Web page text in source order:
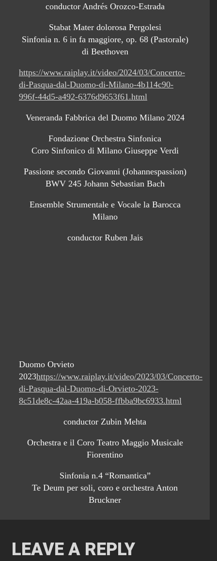
conductor Andrés Orozco-Estrada
Stabat Mater dolorosa Pergolesi
Sinfonia n. 6 in fa maggiore, op. 68 (Pastorale)
di Beethoven
https://www.raiplay.it/video/2024/03/Concerto-
di-Pasqua-dal-Duomo-di-Milano-4b114c90-
996f-44d5-a492-6376d9653f61.html
Veneranda Fabbrica del Duomo Milano 2024
Fondazione Orchestra Sinfonica
Coro Sinfonico di Milano Giuseppe Verdi
Passione secondo Giovanni (Johannespassion)
BWV 245 Johann Sebastian Bach
Ensemble Strumentale e Vocale la Barocca
Milano
conductor Ruben Jais
Duomo Orvieto
2023https://www.raiplay.it/video/2023/03/Concerto-
di-Pasqua-dal-Duomo-di-Orvieto-2023-
8c51de8c-42aa-419a-b058-ffbba9bc6933.html
conductor Zubin Mehta
Orchestra e il Coro Teatro Maggio Musicale
Fiorentino
Sinfonia n.4 “Romantica”
Te Deum per soli, coro e orchestra Anton
Bruckner
LEAVE A REPLY